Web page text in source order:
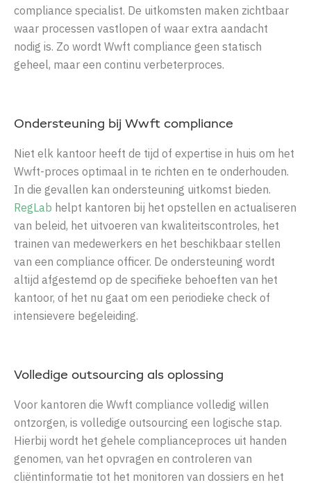
compliance specialist. De uitkomsten maken zichtbaar
waar processen vastlopen of waar extra aandacht
nodig is. Zo wordt Wwft compliance geen statisch
geheel, maar een continu verbeterproces.
Ondersteuning bij Wwft compliance
Niet elk kantoor heeft de tijd of expertise in huis om het
Wwft-proces optimaal in te richten en te onderhouden.
In die gevallen kan ondersteuning uitkomst bieden.
RegLab helpt kantoren bij het opstellen en actualiseren
van beleid, het uitvoeren van kwaliteitscontroles, het
trainen van medewerkers en het beschikbaar stellen
van een compliance officer. De ondersteuning wordt
altijd afgestemd op de specifieke behoeften van het
kantoor, of het nu gaat om een periodieke check of
intensievere begeleiding.
Volledige outsourcing als oplossing
Voor kantoren die Wwft compliance volledig willen
ontzorgen, is volledige outsourcing een logische stap.
Hierbij wordt het gehele complianceproces uit handen
genomen, van het opvragen en controleren van
cliëntinformatie tot het monitoren van dossiers en het